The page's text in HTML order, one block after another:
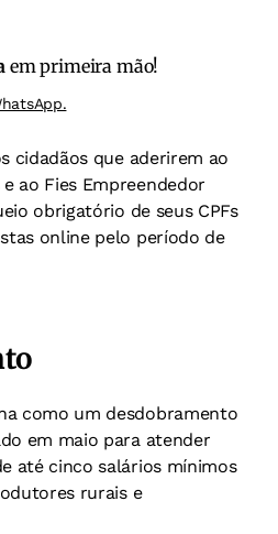
em primeira mão!
cidadãos que aderirem ao
ao Fies Empreendedor
obrigatório de seus CPFs
online pelo período de
como um desdobramento
em maio para atender
até cinco salários mínimos
rurais e